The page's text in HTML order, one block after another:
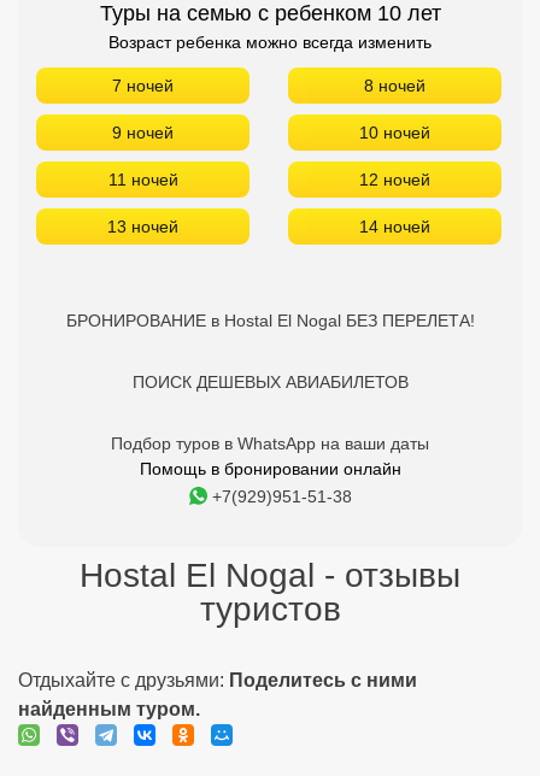
Туры на семью с ребенком 10 лет
Возраст ребенка можно всегда изменить
7 ночей 8 ночей
9 ночей 10 ночей
11 ночей 12 ночей
13 ночей 14 ночей
БРОНИРОВАНИЕ в Hostal El Nogal БЕЗ ПЕРЕЛЕТА!
ПОИСК ДЕШЕВЫХ АВИАБИЛЕТОВ
Подбор туров в WhatsApp на ваши даты
Помощь в бронировании онлайн
+7(929)951-51-38
Hostal El Nogal - отзывы
туристов
Отдыхайте с друзьями: Поделитесь с ними
найденным туром.